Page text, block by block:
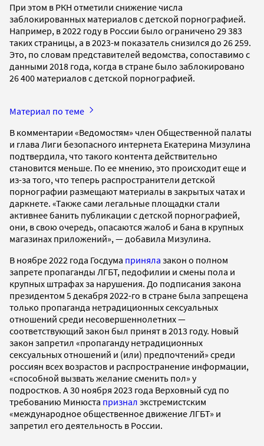
При этом в РКН отметили снижение числа
заблокированных материалов с детской порнографией.
Например, в 2022 году в России было ограничено 29 383
таких страницы, а в 2023-м показатель снизился до 26 259.
Это, по словам представителей ведомства, сопоставимо с
данными 2018 года, когда в стране было заблокировано
26 400 материалов с детской порнографией.
Материал по теме
В комментарии «Ведомостям» член Общественной палаты
и глава Лиги безопасного интернета Екатерина Мизулина
подтвердила, что такого контента действительно
становится меньше. По ее мнению, это происходит еще и
из-за того, что теперь распространители детской
порнографии размещают материалы в закрытых чатах и
даркнете. «Также сами легальные площадки стали
активнее банить публикации с детской порнографией,
они, в свою очередь, опасаются жалоб и бана в крупных
магазинах приложений», — добавила Мизулина.
В ноябре 2022 года Госдума приняла закон о полном
запрете пропаганды ЛГБТ, педофилии и смены пола и
крупных штрафах за нарушения. До подписания закона
президентом 5 декабря 2022-го в стране была запрещена
только пропаганда нетрадиционных сексуальных
отношений среди несовершеннолетних —
соответствующий закон был принят в 2013 году. Новый
закон запретил «пропаганду нетрадиционных
сексуальных отношений и (или) предпочтений» среди
россиян всех возрастов и распространение информации,
«способной вызвать желание сменить пол» у
подростков. А 30 ноября 2023 года Верховный суд по
требованию Минюста признал экстремистским
«международное общественное движение ЛГБТ» и
запретил его деятельность в России.